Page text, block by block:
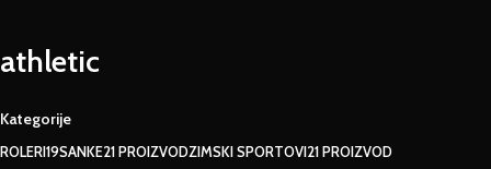
athletic
Kategorije
ROLERI19SANKE21 PROIZVODZIMSKI SPORTOVI21 PROIZVOD